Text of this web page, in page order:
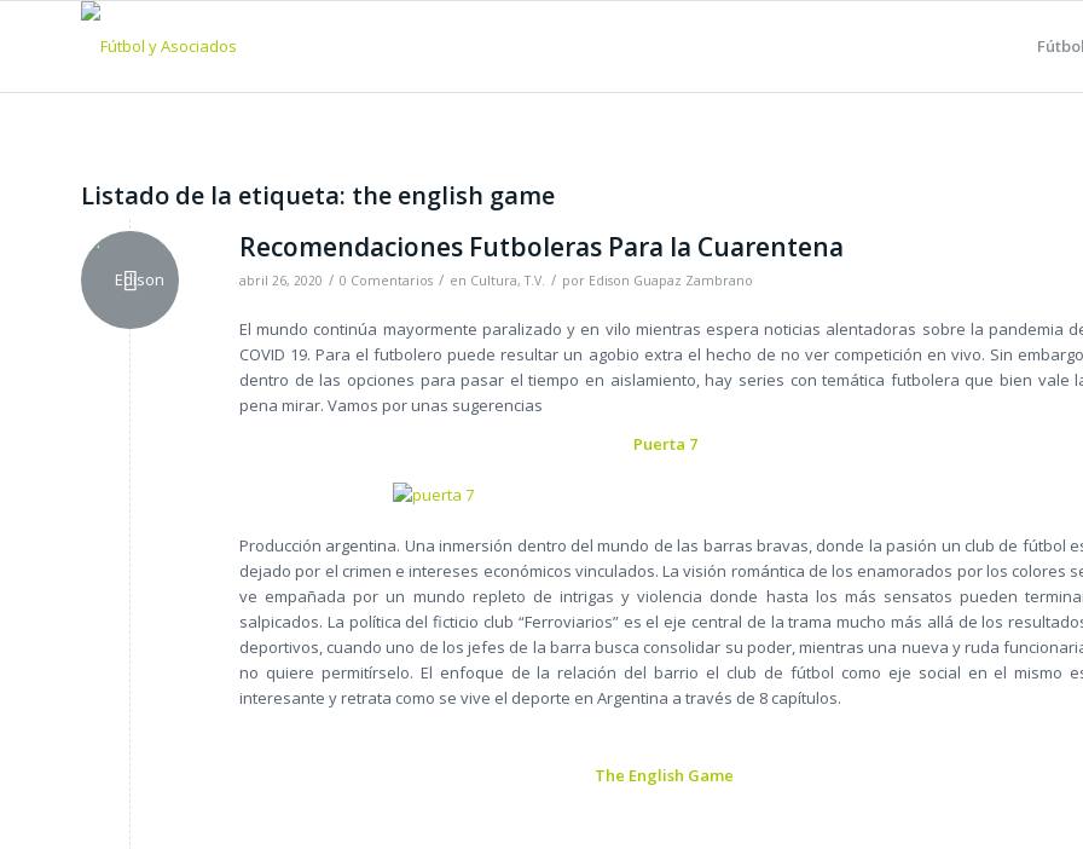
Fútbol
Listado de la etiqueta: the english game
Recomendaciones Futboleras Para la Cuarentena
abril 26, 2020 / 0 Comentarios / en Cultura,T.V. / por Edison Guapaz Zambrano
El mundo continúa mayormente paralizado y en vilo mientras espera noticias alentadoras sobre la pandemia
COVID 19. Para el futbolero puede resultar un agobio extra el hecho de no ver competición en vivo. Sin
dentro de las opciones para pasar el tiempo en aislamiento, hay series con temática futbolera que bien vale
pena mirar. Vamos por unas sugerencias
Puerta 7
Producción argentina. Una inmersión dentro del mundo de las barras bravas, donde la pasión un club de fútbol
dejado por el crimen e intereses económicos vinculados. La visión romántica de los enamorados por los colores
ve empañada por un mundo repleto de intrigas y violencia donde hasta los más sensatos pueden
salpicados. La política del ficticio club “Ferroviarios” es el eje central de la trama mucho más allá de los
deportivos, cuando uno de los jefes de la barra busca consolidar su poder, mientras una nueva y ruda
no quiere permitírselo. El enfoque de la relación del barrio el club de fútbol como eje social en el mismo
interesante y retrata como se vive el deporte en Argentina a través de 8 capítulos.
The English Game